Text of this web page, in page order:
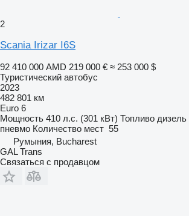
2
Scania Irizar I6S
92 410 000 AMD 219 000 € ≈ 253 000 $
Туристический автобус
2023
482 801 км
Euro 6
Мощность 410 л.с. (301 кВт) Топливо дизель
пневмо Количество мест 55
Румыния, Bucharest
GAL Trans
Связаться с продавцом